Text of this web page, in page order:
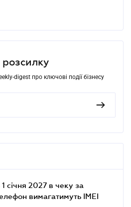
розсилку
digest про ключові події бізнесу
1 січня 2027 в чеку за
вимагатимуть IMEI